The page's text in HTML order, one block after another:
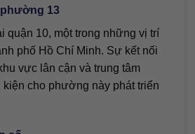
phường 13
quận 10, một trong những vị trí
phố Hồ Chí Minh. Sự kết nối
vực lân cận và trung tâm
kiện cho phường này phát triển